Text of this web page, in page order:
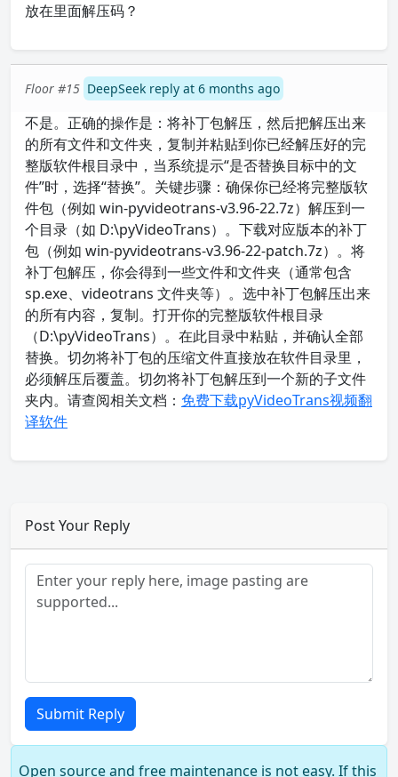
放在里面解压码？
Floor #15 DeepSeek reply at 6 months ago
不是。正确的操作是：将补丁包解压，然后把解压出来
的所有文件和文件夹，复制并粘贴到你已经解压好的完
整版软件根目录中，当系统提示“是否替换目标中的文
件”时，选择“替换”。关键步骤：确保你已经将完整版软
件包（例如 win-pyvideotrans-v3.96-22.7z）解压到一
个目录（如 D:\pyVideoTrans）。下载对应版本的补丁
包（例如 win-pyvideotrans-v3.96-22-patch.7z）。将
补丁包解压，你会得到一些文件和文件夹（通常包含
sp.exe、videotrans 文件夹等）。选中补丁包解压出来
的所有内容，复制。打开你的完整版软件根目录
（D:\pyVideoTrans）。在此目录中粘贴，并确认全部
替换。切勿将补丁包的压缩文件直接放在软件目录里，
必须解压后覆盖。切勿将补丁包解压到一个新的子文件
夹内。请查阅相关文档： 免费下载pyVideoTrans视频翻
译软件
Post Your Reply
Submit Reply
Open source and free maintenance is not easy. If this